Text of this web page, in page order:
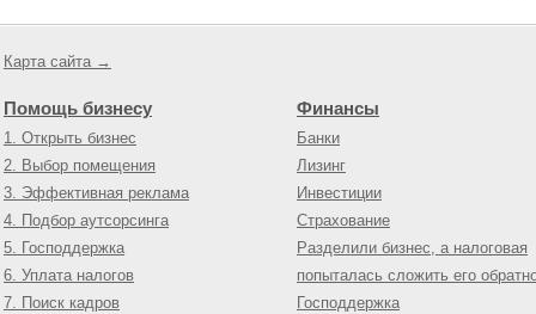
Карта сайта →
Помощь бизнесу
1. Открыть бизнес
2. Выбор помещения
3. Эффективная реклама
4. Подбор аутсорсинга
5. Господдержка
6. Уплата налогов
7. Поиск кадров
Финансы
Банки
Лизинг
Инвестиции
Страхование
Разделили бизнес, а налоговая
попыталась сложить его
Господдержка